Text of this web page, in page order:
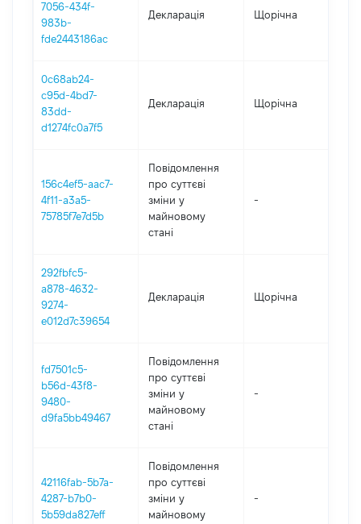
7056-434f-
983b-
fde2443186ac
Декларація Щорічна
0c68ab24-
c95d-4bd7-
83dd-
d1274fc0a7f5
Декларація Щорічна
156c4ef5-aac7-
4f11-a3a5-
75785f7e7d5b
Повідомлення
про суттєві
зміни y
майновому
стані
-
292fbfc5-
a878-4632-
9274-
e012d7c39654
Декларація Щорічна
fd7501c5-
b56d-43f8-
9480-
d9fa5bb49467
Повідомлення
про суттєві
зміни y
майновому
стані
-
42116fab-5b7a-
4287-b7b0-
5b59da827eff
Повідомлення
про суттєві
зміни y
майновому
-